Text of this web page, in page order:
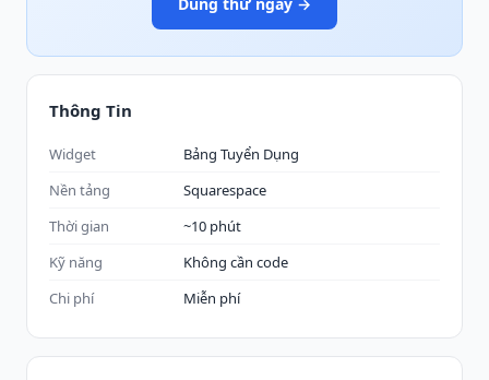
Thông Tin
Widget
Bảng Tuyển Dụng
Nền tảng
Squarespace
Thời gian
~10 phút
Kỹ năng
Không cần code
Chi phí
Miễn phí